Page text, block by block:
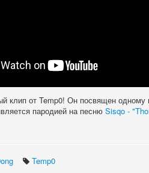
клип от Temp0! Он посвящен одному
пародией на песню Sisqo -
Temp0